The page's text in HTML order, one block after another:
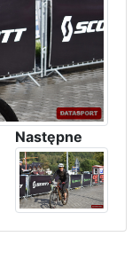
Następne